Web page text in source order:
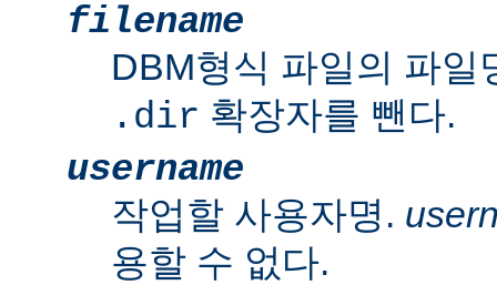
filename
DBM형식 파일의 파
.dir 확장자를 뺀다.
username
작업할 사용자명.
용할 수 없다.